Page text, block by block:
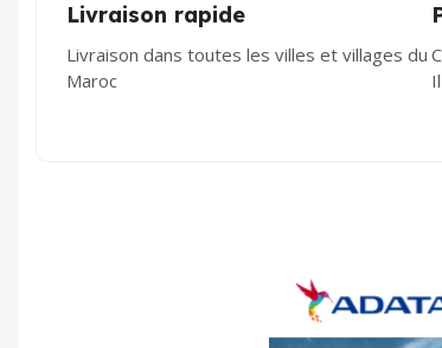
Livraison rapide
Livraison dans toutes les villes et villages du
Maroc